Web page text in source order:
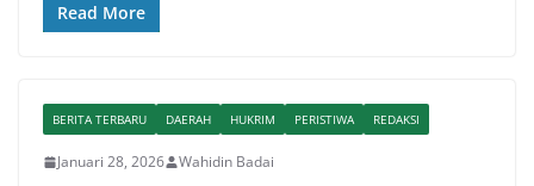
Read More
BERITA TERBARU DAERAH HUKRIM PERISTIWA REDAKSI
Januari 28, 2026 Wahidin Badai